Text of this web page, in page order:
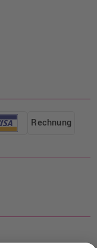
Rechnung